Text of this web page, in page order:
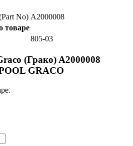
No) A2000008
товаре
805-03
(Грако) A2000008
GRACO